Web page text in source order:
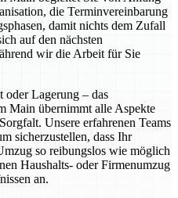
die Terminvereinbarung
damit nichts dem Zufall
auf den nächsten
wir die Arbeit für Sie
oder Lagerung – das
Main übernimmt alle Aspekte
Unsere erfahrenen Teams
sicherzustellen, dass Ihr
so reibungslos wie möglich
Haushalts- oder Firmenumzug
an.